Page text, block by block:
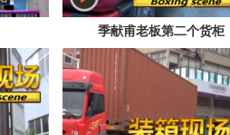
季献甫老板第二个货柜